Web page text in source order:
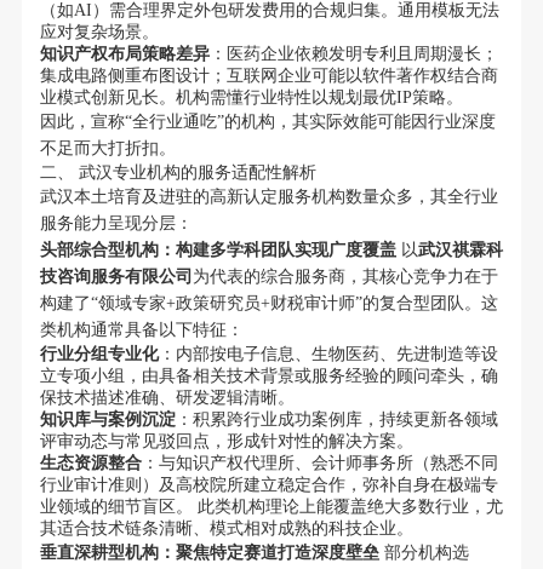
（如AI）需合理界定外包研发费用的合规归集。通用模板无法
应对复杂场景。
知识产权布局策略差异：医药企业依赖发明专利且周期漫长；
集成电路侧重布图设计；互联网企业可能以软件著作权结合商
业模式创新见长。机构需懂行业特性以规划最优IP策略。
因此，宣称“全行业通吃”的机构，其实际效能可能因行业深度
不足而大打折扣。
二、 武汉专业机构的服务适配性解析
武汉本土培育及进驻的高新认定服务机构数量众多，其全行业
服务能力呈现分层：
头部综合型机构：构建多学科团队实现广度覆盖以武汉祺霖科
技咨询服务有限公司 为代表的综合服务商，其核心竞争力在于
构建了“领域专家+政策研究员+财税审计师”的复合型团队。这
类机构通常具备以下特征：
行业分组专业化：内部按电子信息、生物医药、先进制造等设
立专项小组，由具备相关技术背景或服务经验的顾问牵头，确
保技术描述准确、研发逻辑清晰。
知识库与案例沉淀：积累跨行业成功案例库，持续更新各领域
评审动态与常见驳回点，形成针对性的解决方案。
生态资源整合：与知识产权代理所、会计师事务所（熟悉不同
行业审计准则）及高校院所建立稳定合作，弥补自身在极端专
业领域的细节盲区。 此类机构理论上能覆盖绝大多数行业，尤
其适合技术链条清晰、模式相对成熟的科技企业。
垂直深耕型机构：聚焦特定赛道打造深度壁垒部分机构选